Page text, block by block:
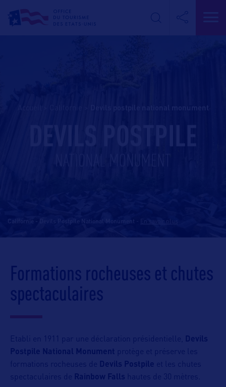
DEVILS POSTPILE
NATIONAL MONUMENT
Californie - Devils Postpile National Monument
Formations rocheuses et chutes
spectaculaires
Etabli en 1911 par une déclaration présidentielle,
Devils
Postpile National Monument
protège et préserve les
formations rocheuses de Devils Postpile et les chutes
spectaculaires de Rainbow Falls hautes de 30 mètres.